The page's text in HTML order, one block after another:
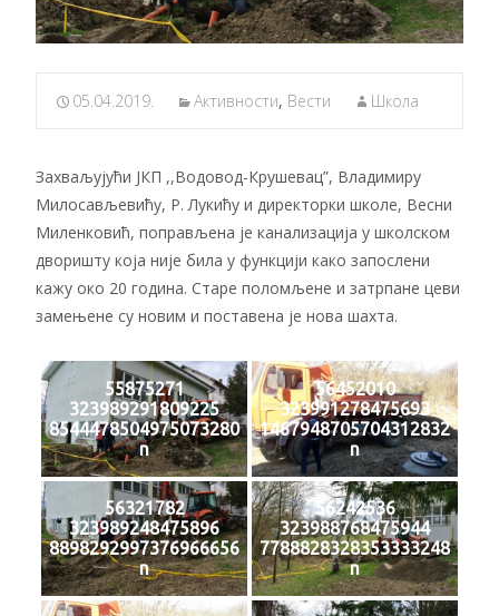
05.04.2019. Активности, Вести Школа
Захваљујући ЈКП ,,Водовод-Крушевац”, Владимиру
Милосављевићу, Р. Лукићу и директорки школе, Весни
Миленковић, поправљена је канализација у школском
дворишту која није била у функцији како запослени
кажу око 20 година. Старе поломљене и затрпане цеви
замењене су новим и поставена је нова шахта.
55875271
323989291809225
8544478504975073280
n
56452010
323991278475693
1467948705704312832
n
56321782
323989248475896
8898292997376966656
n
56242536
323988768475944
7788828328353333248
n